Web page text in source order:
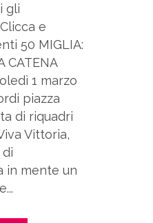
gli
e
50 MIGLIA:
CATENA
1 marzo
piazza
di riquadri
Vittoria,
in mente un